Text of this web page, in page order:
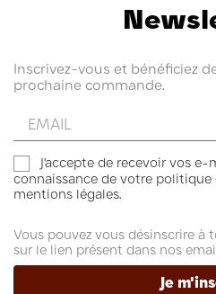
Inscrivez-vous et bénéficiez
prochaine commande.
Entrez
votre
email
J'accepte de recevoir vos
connaissance de votre
mentions légales.
Vous pouvez vous désinscrire
sur le lien présent dans nos
Je